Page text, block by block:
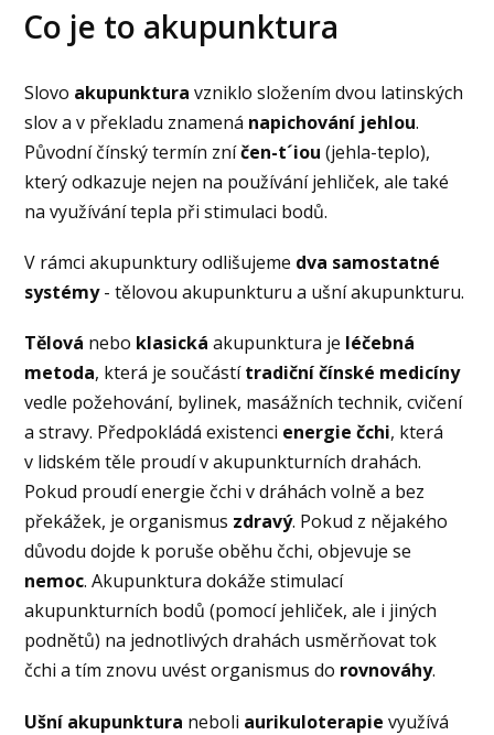
Co je to akupunktura
Slovo akupunktura vzniklo složením dvou latinských
slov a v překladu znamená napichování jehlou.
Původní čínský termín zníčen-t´iou (jehla-teplo),
který odkazuje nejen na používání jehliček, ale také
na využívání tepla při stimulaci bodů.
V rámci akupunktury odlišujeme dva samostatné
systémy- tělovou akupunkturu a ušní akupunkturu.
Tělová nebo klasická akupunktura je léčebná
metoda, která je součástítradiční čínské medicíny
vedle požehování, bylinek, masážních technik, cvičení
a stravy. Předpokládá existenci energie čchi, která
v lidském těle proudí v akupunkturních drahách.
Pokud proudí energie čchi v dráhách volně a bez
překážek, je organismus zdravý. Pokud z nějakého
důvodu dojde k poruše oběhu čchi, objevuje se
nemoc. Akupunktura dokáže stimulací
akupunkturních bodů (pomocí jehliček, ale i jiných
podnětů) na jednotlivých drahách usměrňovat tok
čchi a tím znovu uvést organismus do rovnováhy.
Ušní akupunktura neboli aurikuloterapie využívá